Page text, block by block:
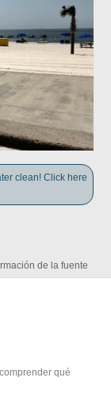
clean! Click here
de la fuente
qué